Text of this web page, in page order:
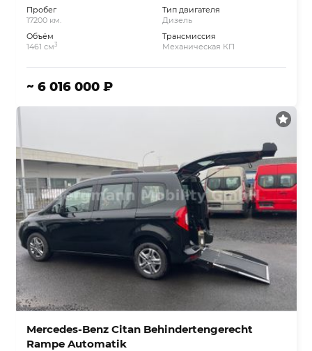
Пробег
17200 км.
Объём
1461 см3
Тип двигателя
Дизель
Трансмиссия
Механическая КП
~ 6 016 000 ₽
Mercedes-Benz Citan Behindertengerecht
Rampe Automatik